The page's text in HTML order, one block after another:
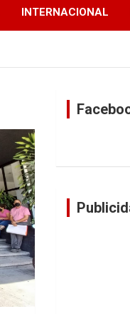
INTERNACIONAL